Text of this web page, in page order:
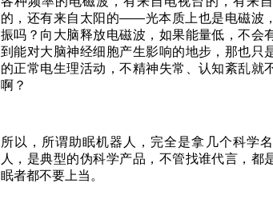
的，还有来自太阳的——光本质上也是电磁波
振吗？向大脑释放电磁波，如果能量低，不会
到能对大脑神经细胞产生影响的地步，那也只
的正常电生理活动，不精神失常、认知紊乱就
啊？
所以，所谓助眠机器人，完全是拿几个科学
人，是典型的伪科学产品，不管找谁代言，都
眠者都不要上当。